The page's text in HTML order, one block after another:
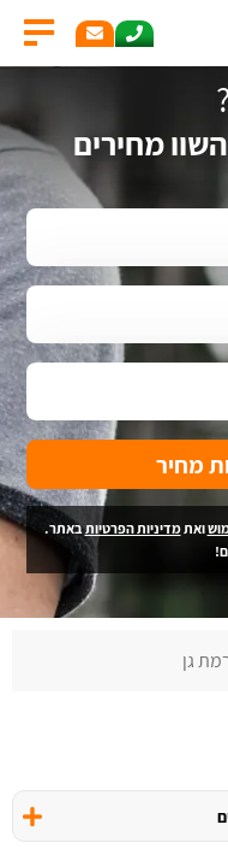
מחירים
מחיר
ואתמדיניות הפרטיותבאתר.
גן